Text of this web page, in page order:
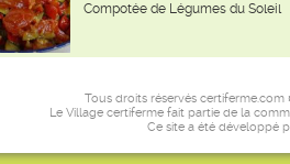
Compotée de Légumes du Soleil
Tous droits réservés certiferme.com
Le Village certiferme fait partie de la
Ce site a été développé